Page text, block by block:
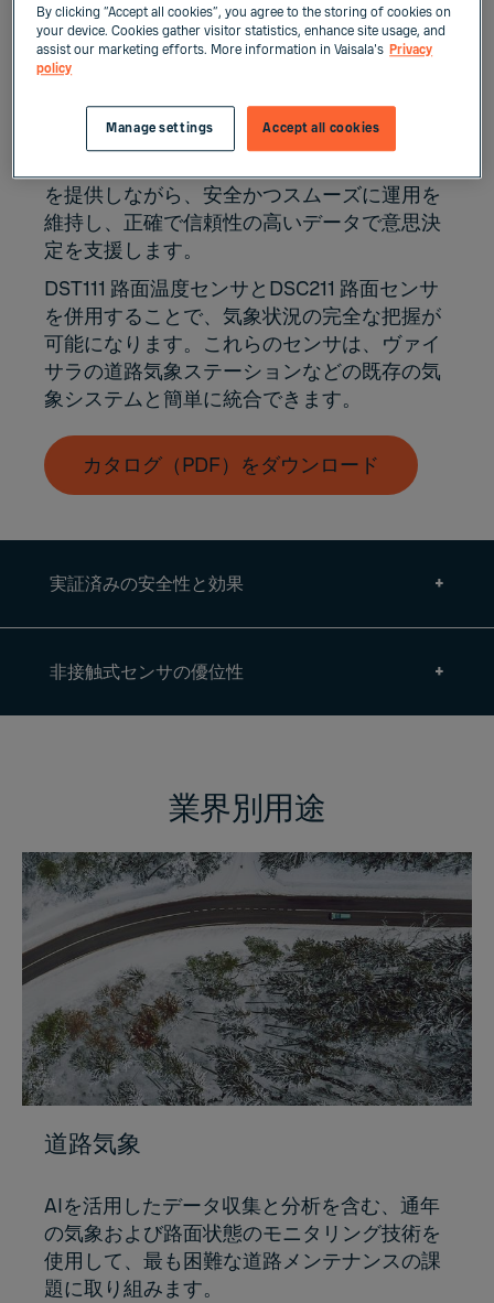
ヴァイサラの次世代の堅牢で耐久性の高い路
面状態センサは、世界中の陸上交通組織で活
用されています。
DSC211 路面センサは簡単に設置でき、コス
ト効率が良く、複雑さがありません。24時間
を提供しながら、安全かつスムーズに運用を
維持し、正確で信頼性の高いデータで意思決
定を支援します。
DST111 路面温度センサとDSC211 路面センサ
を併用することで、気象状況の完全な把握が
可能になります。これらのセンサは、ヴァイ
サラの道路気象ステーションなどの既存の気
象システムと簡単に統合できます。
カタログ（PDF）をダウンロード
実証済みの安全性と効果
非接触式センサの優位性
業界別用途
道路気象
AIを活用したデータ収集と分析を含む、通年
の気象および路面状態のモニタリング技術を
使用して、最も困難な道路メンテナンスの課
題に取り組みます。
By clicking “Accept all cookies”, you agree to the storing of cookies on
your device. Cookies gather visitor statistics, enhance site usage, and
assist our marketing efforts. More information in Vaisala's Privacy
policy
Accept all cookies
Manage settings